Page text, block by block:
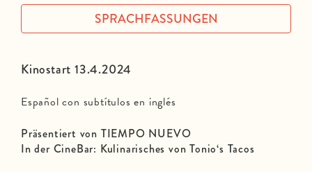
Kinostart 13.4.2024
Español con subtítulos en inglés
Präsentiert von TIEMPO NUEVO
In der CineBar: Kulinarisches von Tonio‘s Tacos
SPRACHFASSUNGEN